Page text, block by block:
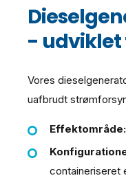
- udviklet
Vores
uafbrudt
Effektområde:
containeriseret